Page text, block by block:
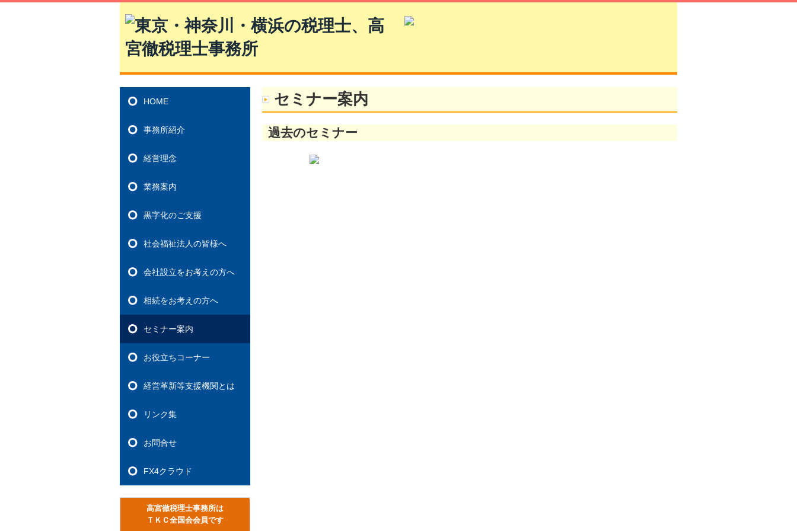
HOME
事務所紹介
経営理念
業務案内
黒字化のご支援
社会福祉法人の皆様へ
会社設立をお考えの方へ
相続をお考えの方へ
セミナー案内
お役立ちコーナー
経営革新等支援機関とは
リンク集
お問合せ
FX4クラウド
高宮徹税理士事務所は
ＴＫＣ全国会会員です
セミナー案内
過去のセミナー